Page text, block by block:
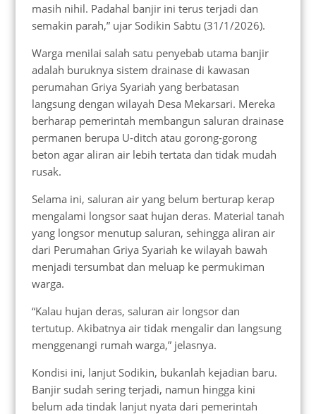
masih nihil. Padahal banjir ini terus terjadi dan
semakin parah,” ujar Sodikin Sabtu (31/1/2026).
Warga menilai salah satu penyebab utama banjir
adalah buruknya sistem drainase di kawasan
perumahan Griya Syariah yang berbatasan
langsung dengan wilayah Desa Mekarsari. Mereka
berharap pemerintah membangun saluran drainase
permanen berupa U-ditch atau gorong-gorong
beton agar aliran air lebih tertata dan tidak mudah
rusak.
Selama ini, saluran air yang belum berturap kerap
mengalami longsor saat hujan deras. Material tanah
yang longsor menutup saluran, sehingga aliran air
dari Perumahan Griya Syariah ke wilayah bawah
menjadi tersumbat dan meluap ke permukiman
warga.
“Kalau hujan deras, saluran air longsor dan
tertutup. Akibatnya air tidak mengalir dan langsung
menggenangi rumah warga,” jelasnya.
Kondisi ini, lanjut Sodikin, bukanlah kejadian baru.
Banjir sudah sering terjadi, namun hingga kini
belum ada tindak lanjut nyata dari pemerintah